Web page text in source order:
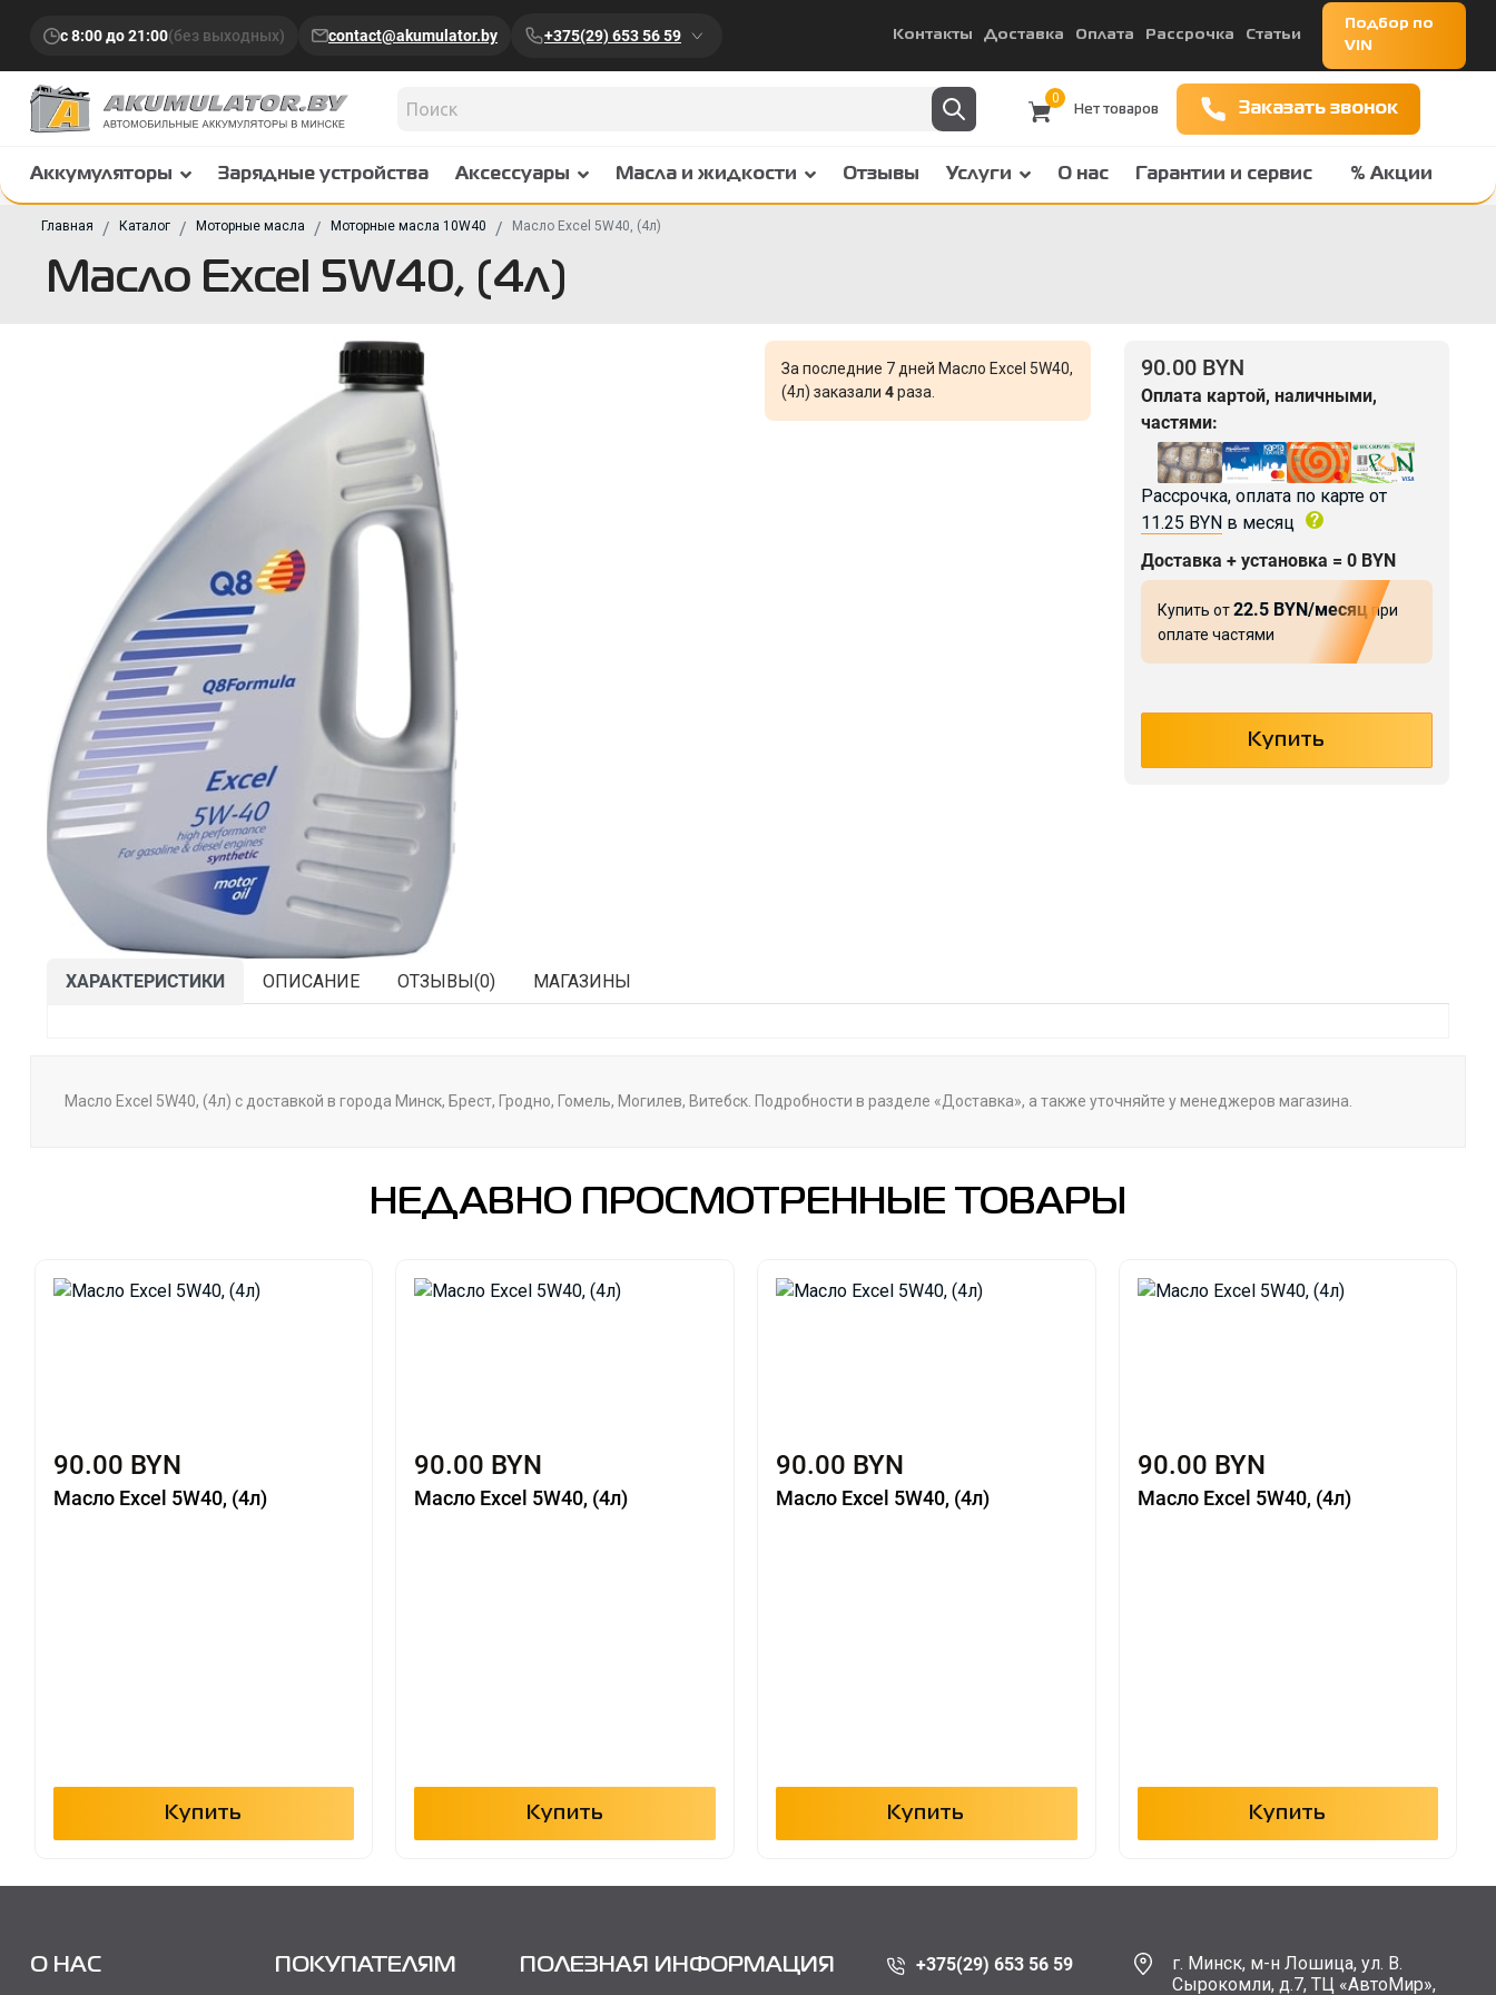
с 8:00 до 21:00(без выходных) contact@akumulator.by +375(29) 653 56 59 Контакты Доставка Оплата Рассрочка Статьи
Подбор по
VIN
0
Заказать звонок
Аккумуляторы Зарядные устройства Аксессуары Масла и жидкости Отзывы Услуги О нас Гарантии и сервис % Акции
Главная Каталог Моторные масла Моторные масла 10W40 Масло Excel 5W40, (4л)
Масло Excel 5W40, (4л)
За последние 7 дней Масло Excel 5W40,
(4л) заказали 4раза.
90.00 BYN
Оплата картой, наличными,
частями:
Рассрочка, оплата по карте от
11.25 BYNв месяц
Доставка + установка = 0 BYN
Купить от22.5 BYN/месяцпри
оплате частями
ХАРАКТЕРИСТИКИ ОПИСАНИЕ ОТЗЫВЫ(0) МАГАЗИНЫ
Масло Excel 5W40, (4л) с доставкой в города Минск, Брест, Гродно, Гомель, Могилев, Витебск. Подробности в разделе «Доставка», а также уточняйте у менеджеров магазина.
НЕДАВНО ПРОСМОТРЕННЫЕ ТОВАРЫ
90.00 BYN
Масло Excel 5W40, (4л)
Купить
90.00 BYN
Масло Excel 5W40, (4л)
Купить
90.00 BYN
Масло Excel 5W40, (4л)
Купить
90.00 BYN
Масло Excel 5W40, (4л)
Купить
О НАС ПОКУПАТЕЛЯМ ПОЛЕЗНАЯ ИНФОРМАЦИЯ +375(29) 653 56 59
г. Минск, м-н Лошица, ул. В.
Сырокомли, д.7, ТЦ «АвтоМир»,